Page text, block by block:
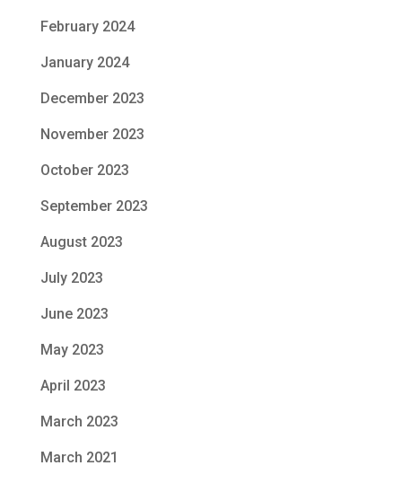
February 2024
January 2024
December 2023
November 2023
October 2023
September 2023
August 2023
July 2023
June 2023
May 2023
April 2023
March 2023
March 2021